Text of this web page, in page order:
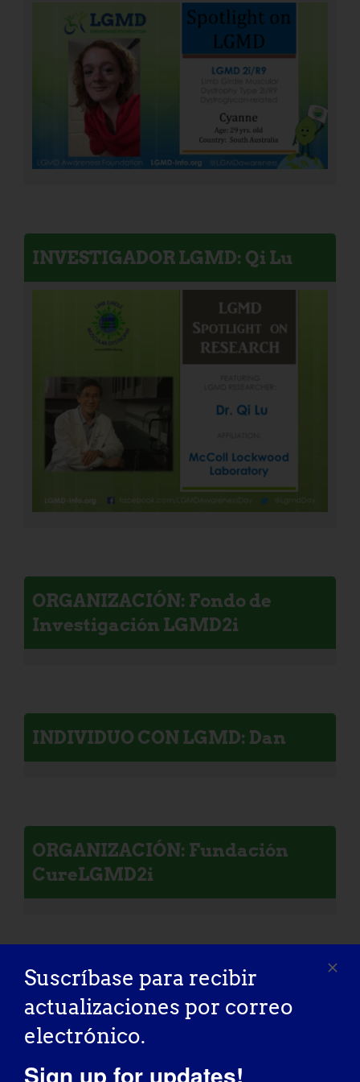
INVESTIGADOR LGMD: Qi Lu
ORGANIZACIÓN: Fondo de
Investigación LGMD2i
INDIVIDUO CON LGMD: Dan
ORGANIZACIÓN: Fundación
CureLGMD2i
INDIVIDUO CON LGMD: Zia
Suscríbase para recibir
actualizaciones por correo
electrónico.
Sign up for updates!